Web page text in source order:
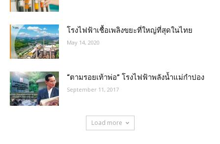
โรงไฟฟ้าเชื้อเพลิงขยะที่ใหญ่ที่สุดในไทย
May 14, 2020
“ตามรอยเท้าพ่อ” โรงไฟฟ้าพลังน้ำแม่กำปอง
September 11, 2017
Load more